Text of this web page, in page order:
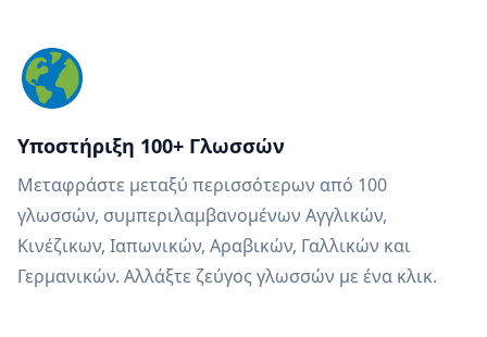
Υποστήριξη 100+ Γλωσσών
Μεταφράστε μεταξύ περισσότερων από 100
γλωσσών, συμπεριλαμβανομένων Αγγλικών,
Κινέζικων, Ιαπωνικών, Αραβικών, Γαλλικών και
Γερμανικών. Αλλάξτε ζεύγος γλωσσών με ένα κλικ.